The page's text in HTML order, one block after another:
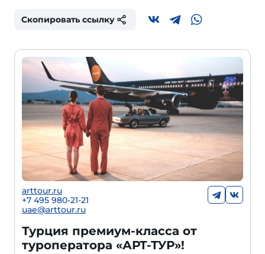
Скопировать ссылку
arttour.ru
+7 495 980-21-21
uae@arttour.ru
Турция премиум-класса от
туроператора «АРТ-ТУР»!